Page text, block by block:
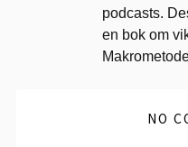
podcasts.
en bok om
NO